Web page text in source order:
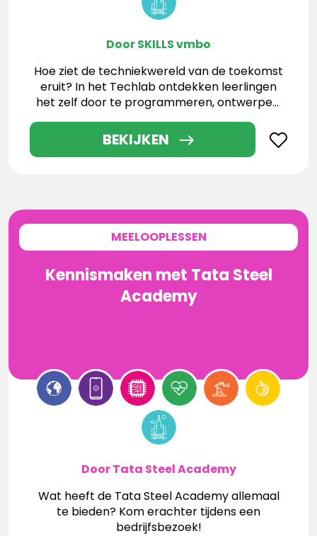
Door SKILLS vmbo
Hoe ziet de techniekwereld van de toekomst
eruit? In het Techlab ontdekken leerlingen
het zelf door te programmeren, ontwerpen,
testen en werken met de nieuwste
technologieën.
BEKIJKEN
MEELOOPLESSEN
Kennismaken met Tata Steel
Academy
Door Tata Steel Academy
Wat heeft de Tata Steel Academy allemaal
te bieden? Kom erachter tijdens een
bedrijfsbezoek!